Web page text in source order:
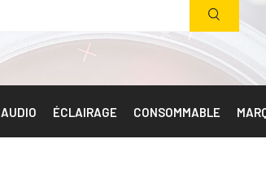
AUDIO ÉCLAIRAGE CONSOMMABLE